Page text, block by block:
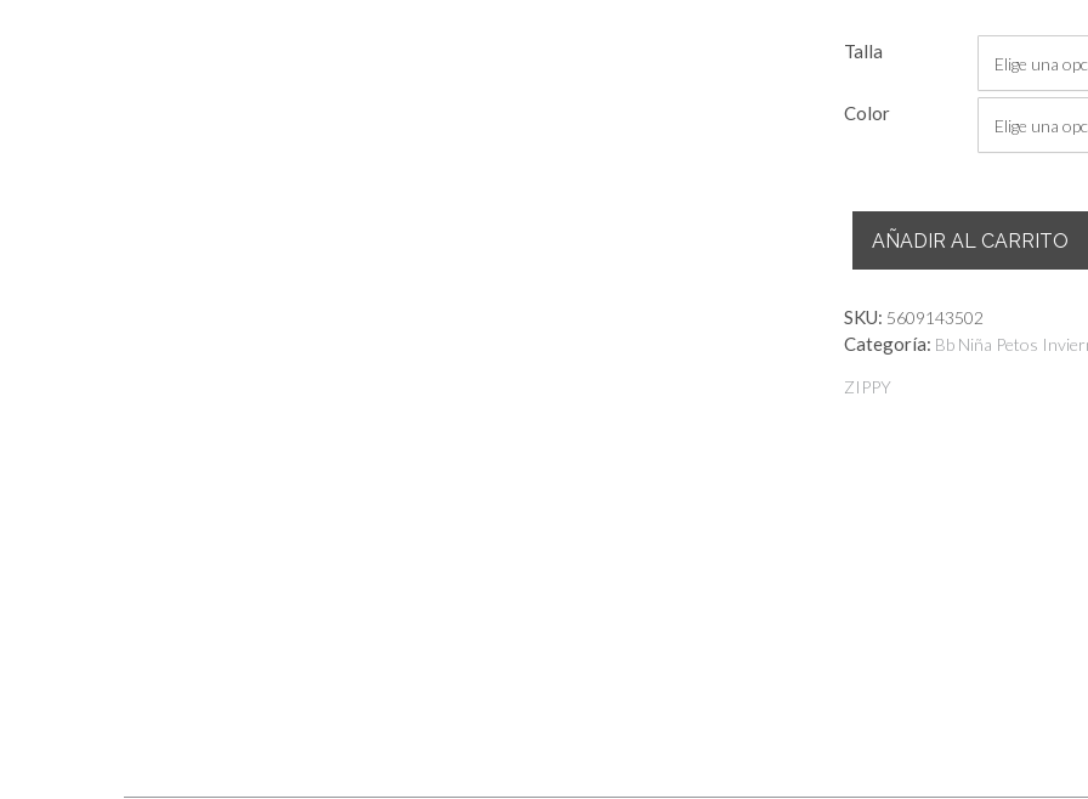
Talla
Color
Vaquero
cantidad
AÑADIR AL CARRITO
SKU: 5609143502
Categoría: Bb Niña Petos
ZIPPY